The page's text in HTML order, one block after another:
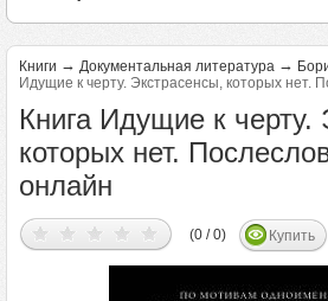
Книги → Документальная литература →
Идущие к черту. Экстрасенсы, которых нет.
Книга Идущие к черту.
которых нет.
онлайн
(0 / 0) Купить